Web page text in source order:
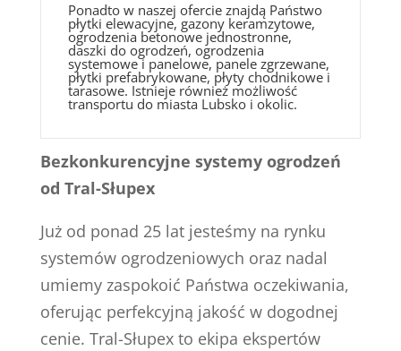
Ponadto w naszej ofercie znajdą Państwo
płytki elewacyjne, gazony keramzytowe,
ogrodzenia betonowe jednostronne,
daszki do ogrodzeń, ogrodzenia
systemowe i panelowe, panele zgrzewane,
płytki prefabrykowane, płyty chodnikowe i
tarasowe. Istnieje również możliwość
transportu do miasta Lubsko i okolic.
Bezkonkurencyjne systemy ogrodzeń
od Tral-Słupex
Już od ponad 25 lat jesteśmy na rynku
systemów ogrodzeniowych oraz nadal
umiemy zaspokoić Państwa oczekiwania,
oferując perfekcyjną jakość w dogodnej
cenie. Tral-Słupex to ekipa ekspertów